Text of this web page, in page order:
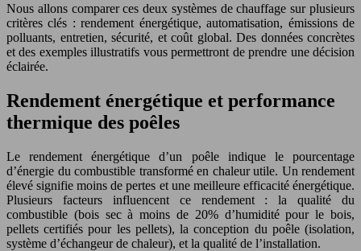
Nous allons comparer ces deux systèmes de chauffage sur plusieurs
critères clés : rendement énergétique, automatisation, émissions de
polluants, entretien, sécurité, et coût global. Des données concrètes
et des exemples illustratifs vous permettront de prendre une décision
éclairée.
Rendement énergétique et performance
thermique des poêles
Le rendement énergétique d’un poêle indique le pourcentage
d’énergie du combustible transformé en chaleur utile. Un rendement
élevé signifie moins de pertes et une meilleure efficacité énergétique.
Plusieurs facteurs influencent ce rendement : la qualité du
combustible (bois sec à moins de 20% d’humidité pour le bois,
pellets certifiés pour les pellets), la conception du poêle (isolation,
système d’échangeur de chaleur), et la qualité de l’installation.